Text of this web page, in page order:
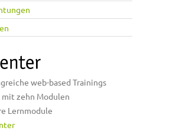
web-based Trainings
mit zehn Modulen
Lernmodule